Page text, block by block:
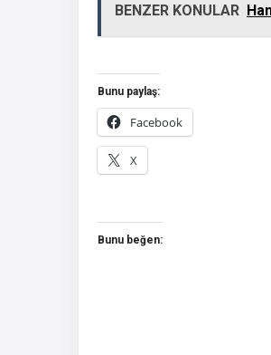
BENZER KONULAR
Bunu paylaş:
Facebook
X
Bunu beğen: